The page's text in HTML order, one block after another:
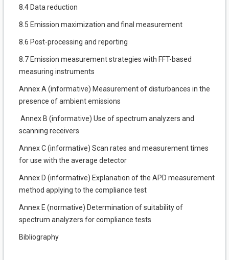
8.4 Data reduction
8.5 Emission maximization and final measurement
8.6 Post-processing and reporting
8.7 Emission measurement strategies with FFT-based
measuring instruments
Annex A (informative) Measurement of disturbances in the
presence of ambient emissions
Annex В (informative) Use of spectrum analyzers and
scanning receivers
Annex C (informative) Scan rates and measurement times
for use with the average detector
Annex D (informative) Explanation of the APD measurement
method applying to the compliance test
Annex E (normative) Determination of suitability of
spectrum analyzers for compliance tests
Bibliography